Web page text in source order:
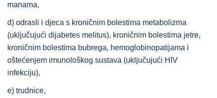
manama,
d) odrasli i djeca s kroničnim bolestima metabolizma
(uključujući dijabetes melitus), kroničnim bolestima jetre,
kroničnim bolestima bubrega, hemoglobinopatijama i
oštećenjem imunološkog sustava (uključujući HIV
infekciju),
e) trudnice,